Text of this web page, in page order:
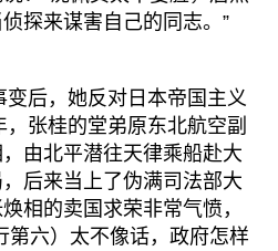
探来谋害自己的同志。”
后，她反对日本帝国主义
张桂的堂弟原东北航空副
由北平潜往天律乘船赴大
后来当上了伪满司法部大
相的卖国求荣非常气愤，
第六）太不像话，政府怎样